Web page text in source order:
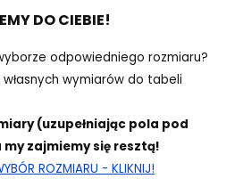
DO CIEBIE!
odpowiedniego rozmiaru?
wymiarów do tabeli
(uzupełniając pola pod
zajmiemy się resztą!
ROZMIARU - KLIKNIJ!